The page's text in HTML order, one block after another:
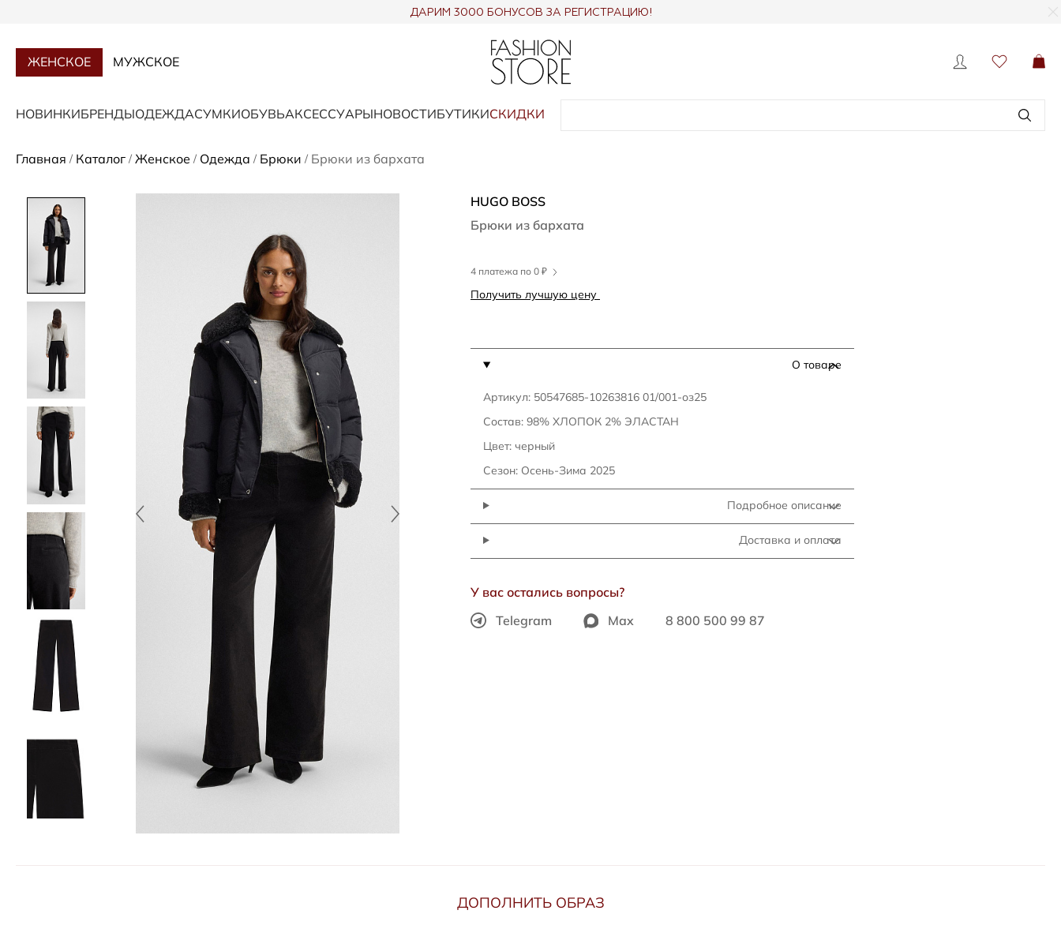
ДАРИМ 3000 БОНУСОВ ЗА РЕГИСТРАЦИЮ!
ЖЕНСКОЕ МУЖСКОЕ
НОВИНКИБРЕНДЫОДЕЖДАСУМКИОБУВЬАКСЕССУАРЫНОВОСТИБУТИКИСКИДКИ
Главная / Каталог / Женское / Одежда / Брюки / Брюки из бархата
HUGO BOSS
Брюки из бархата
4 платежа по 0 ₽
Получить лучшую цену
О товаре
Артикул: 50547685-10263816 01/001-оз25
Состав: 98% ХЛОПОК 2% ЭЛАСТАН
Цвет: черный
Сезон: Осень-Зима 2025
Подробное описание
Доставка и оплата
У вас остались вопросы?
Telegram
Max 8 800 500 99 87
ДОПОЛНИТЬ ОБРАЗ